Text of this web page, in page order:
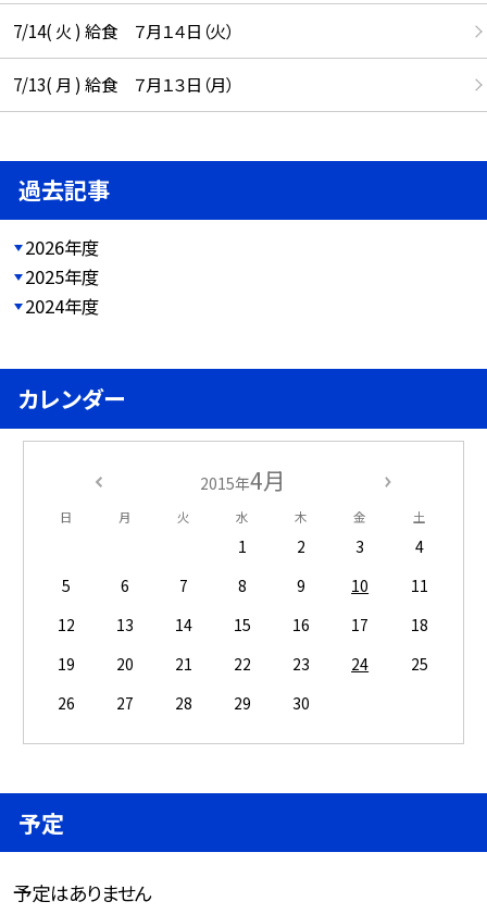
7/14( 火 ) 給食 ７月１４日（火）
7/13( 月 ) 給食 ７月１３日（月）
過去記事
2026年度
2025年度
2024年度
カレンダー
2015年4月
日 月 火 水 木 金 土
1 2 3
4
5
6 7 8 9 10
11
12
13 14 15 16 17
18
19
20 21 22 23 24
25
26
27 28 29 30
予定
予定はありません